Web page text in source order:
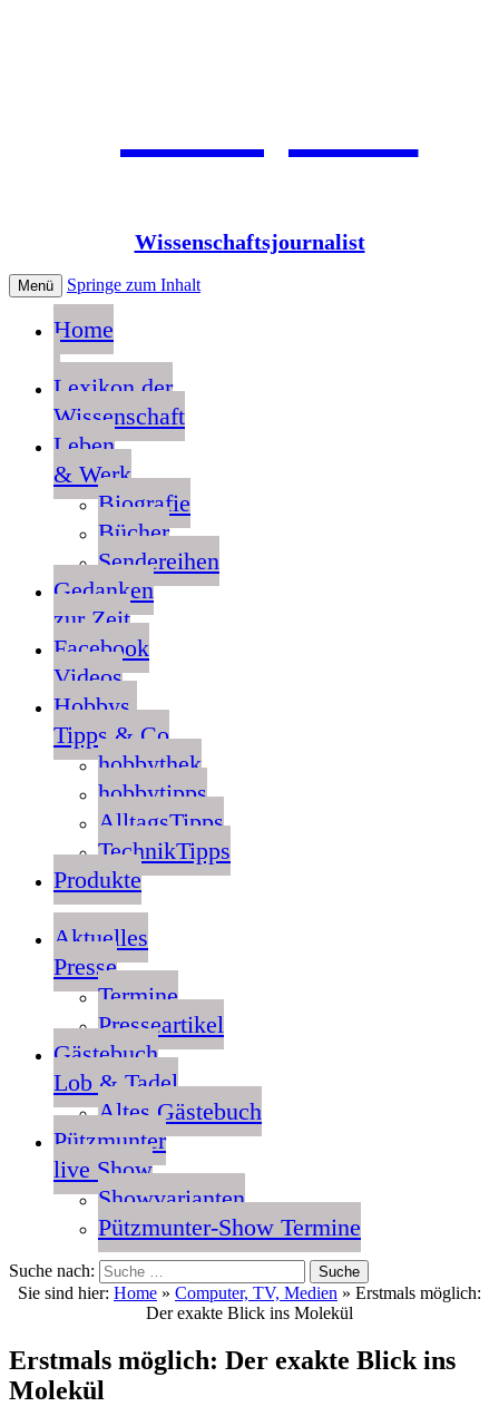
Jean Pütz
Wissenschaftsjournalist
Menü Springe zum Inhalt
Home
Lexikon der
Wissenschaft
Leben
& Werk
Biografie
Bücher
Sendereihen
Gedanken
zur Zeit
Facebook
Videos
Hobbys,
Tipps & Co
hobbythek
hobbytipps
AlltagsTipps
TechnikTipps
Produkte
Aktuelles
Presse
Termine
Presseartikel
Gästebuch
Lob & Tadel
Altes Gästebuch
Pützmunter
live Show
Showvarianten
Pützmunter-Show Termine
Suche nach:
Sie sind hier: Home » Computer, TV, Medien » Erstmals möglich:
Der exakte Blick ins Molekül
Erstmals möglich: Der exakte Blick ins
Molekül